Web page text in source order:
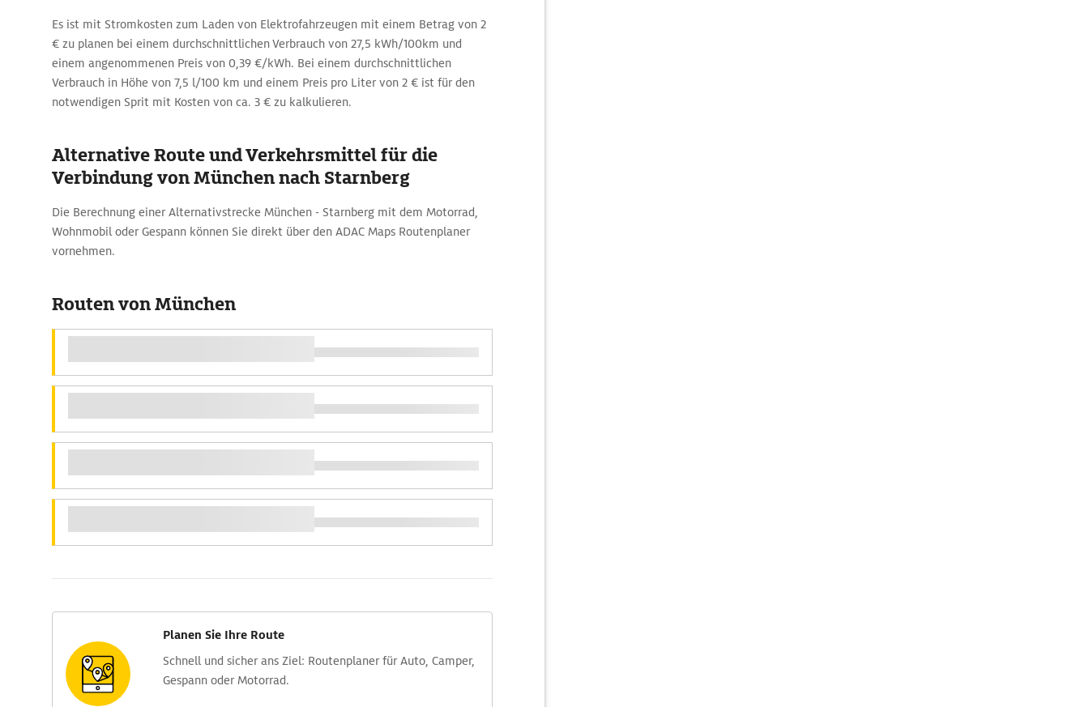
Es ist mit Stromkosten zum Laden von Elektrofahrzeugen mit einem Betrag von 2
€ zu planen bei einem durchschnittlichen Verbrauch von 27,5 kWh/100km und
einem angenommenen Preis von 0,39 €/kWh. Bei einem durchschnittlichen
Verbrauch in Höhe von 7,5 l/100 km und einem Preis pro Liter von 2 € ist für den
notwendigen Sprit mit Kosten von ca. 3 € zu kalkulieren.
Alternative Route und Verkehrsmittel für die
Verbindung von München nach Starnberg
Die Berechnung einer Alternativstrecke München - Starnberg mit dem Motorrad,
Wohnmobil oder Gespann können Sie direkt über den ADAC Maps Routenplaner
vornehmen.
Routen von München
Planen Sie Ihre Route
Schnell und sicher ans Ziel: Routen­planer für Auto, Camper,
Gespann oder Motorrad.